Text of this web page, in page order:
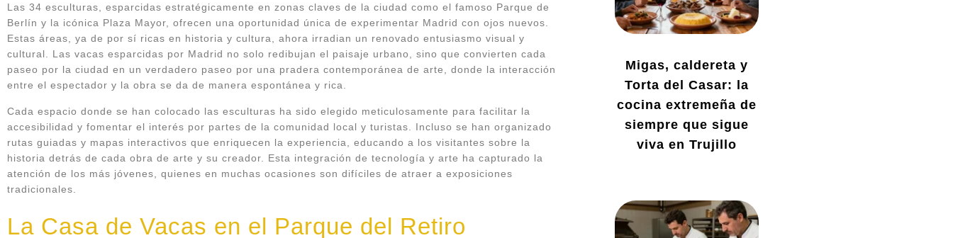
Las 34 esculturas, esparcidas estratégicamente en zonas claves de la ciudad como el famoso Parque de
Berlín y la icónica Plaza Mayor, ofrecen una oportunidad única de experimentar Madrid con ojos nuevos.
Estas áreas, ya de por sí ricas en historia y cultura, ahora irradian un renovado entusiasmo visual y
cultural. Las vacas esparcidas por Madrid no solo redibujan el paisaje urbano, sino que convierten cada
paseo por la ciudad en un verdadero paseo por una pradera contemporánea de arte, donde la interacción
entre el espectador y la obra se da de manera espontánea y rica.
Cada espacio donde se han colocado las esculturas ha sido elegido meticulosamente para facilitar la
accesibilidad y fomentar el interés por partes de la comunidad local y turistas. Incluso se han organizado
rutas guiadas y mapas interactivos que enriquecen la experiencia, educando a los visitantes sobre la
historia detrás de cada obra de arte y su creador. Esta integración de tecnología y arte ha capturado la
atención de los más jóvenes, quienes en muchas ocasiones son difíciles de atraer a exposiciones
tradicionales.
La Casa de Vacas en el Parque del Retiro
Migas, caldereta y
Torta del Casar: la
cocina extremeña de
siempre que sigue
viva en Trujillo